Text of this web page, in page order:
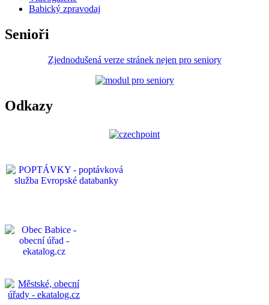
Babický zpravodaj
Senioři
Zjednodušená verze stránek nejen pro seniory
Odkazy